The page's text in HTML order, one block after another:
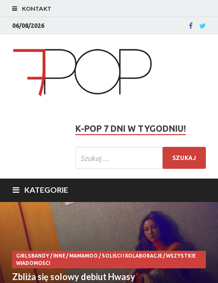
KONTAKT
06/08/2026
K-POP 7 DNI W TYGODNIU!
KATEGORIE
GIRLSBANDY/ INNE/MAMAMOO /SOLIŚCI I KOLABORACJE/WSZYSTKIE
WIADOMOŚCI
Zbliża się solowy debiut Hwasy